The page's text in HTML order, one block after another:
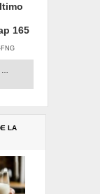
165
…
LA